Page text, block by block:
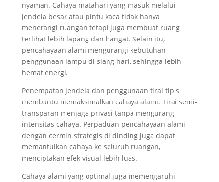
nyaman. Cahaya matahari yang masuk melalui
jendela besar atau pintu kaca tidak hanya
menerangi ruangan tetapi juga membuat ruang
terlihat lebih lapang dan hangat. Selain itu,
pencahayaan alami mengurangi kebutuhan
penggunaan lampu di siang hari, sehingga lebih
hemat energi.
Penempatan jendela dan penggunaan tirai tipis
membantu memaksimalkan cahaya alami. Tirai semi-
transparan menjaga privasi tanpa mengurangi
intensitas cahaya. Perpaduan pencahayaan alami
dengan cermin strategis di dinding juga dapat
memantulkan cahaya ke seluruh ruangan,
menciptakan efek visual lebih luas.
Cahaya alami yang optimal juga memengaruhi